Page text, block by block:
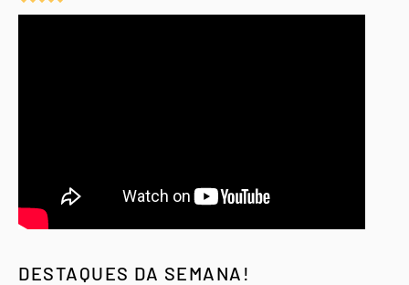
DESTAQUES DA SEMANA!